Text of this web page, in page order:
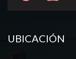
UBICACIÓN